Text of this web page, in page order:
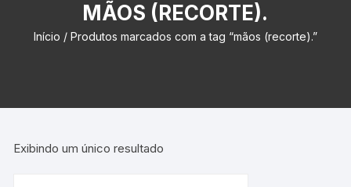
MÃOS (RECORTE).
Início / Produtos marcados com a tag “mãos (recorte).”
Exibindo um único resultado